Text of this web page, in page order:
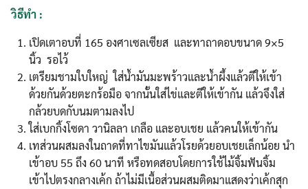
วิธีทำ :
เปิดเตาอบที่ 165 องศาเซลเซียส และทาถาดอบขนาด 9×5
นิ้ว รอไว้
เตรียมชามใบใหญ่ ใส่น้ำมันมะพร้าวและน้ำผึ้งแล้วตีให้เข้า
ด้วยกันด้วยตะกร้อมือ จากนั้นใส่ไข่และตีให้เข้ากัน แล้วจึงใส่
กล้วยบดกับนมตามลงไป
ใส่เบกกิ้งโซดา วานิลลา เกลือ และอบเชย แล้วคนให้เข้ากัน
เทส่วนผสมลงในถาดที่ทาไขมันแล้วโรยด้วยอบเชยเล็กน้อย นำ
เข้าอบ 55 ถึง 60 นาที หรือทดสอบโดยการใช้ไม้จิ้มฟันจิ้ม
เข้าไปตรงกลางเค้ก ถ้าไม่มีเนื้อส่วนผสมติดมาแสดงว่าเค้กสุก